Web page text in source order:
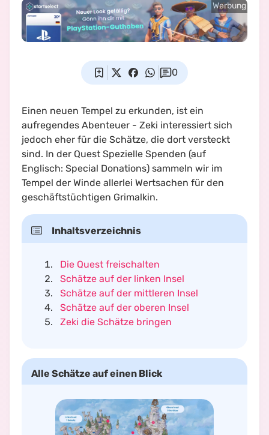
Werbung
0
Einen neuen Tempel zu erkunden, ist ein
aufregendes Abenteuer - Zeki interessiert sich
jedoch eher für die Schätze, die dort versteckt
sind. In der Quest Spezielle Spenden (auf
Englisch: Special Donations) sammeln wir im
Tempel der Winde allerlei Wertsachen für den
geschäftstüchtigen Grimalkin.
Inhaltsverzeichnis
Die Quest freischalten
Schätze auf der linken Insel
Schätze auf der mittleren Insel
Schätze auf der oberen Insel
Zeki die Schätze bringen
Alle Schätze auf einen Blick